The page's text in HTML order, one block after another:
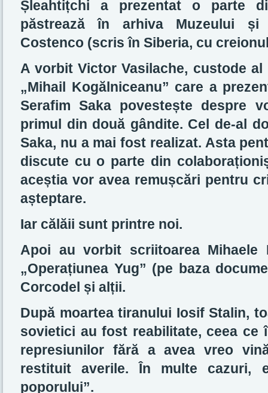
Șleahtițchi a prezentat o parte
păstrează în arhiva Muzeului și
Costenco (scris în Siberia, cu
A vorbit Victor Vasilache, custode
„Mihail Kogălniceanu” care a
Serafim Saka povestește despre
primul din două gândite. Cel de-al
Saka, nu a mai fost realizat. Asta
discute cu o parte din
aceștia vor avea remușcări pentru
așteptare.
Iar călăii sunt printre noi.
Apoi au vorbit scriitoarea Mihaele
„Operațiunea Yug” (pe baza
Corcodel și alții.
După moartea tiranului Iosif Stalin,
sovietici au fost reabilitate, ceea ce
represiunilor fără a avea vreo
restituit averile. În multe cazuri,
poporului”.